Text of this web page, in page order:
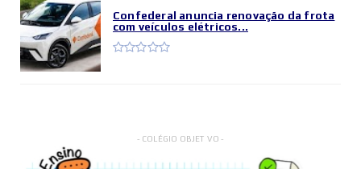
Confederal anuncia renovação da frota
com veículos elétricos...
- COLÉGIO OBJETIVO -